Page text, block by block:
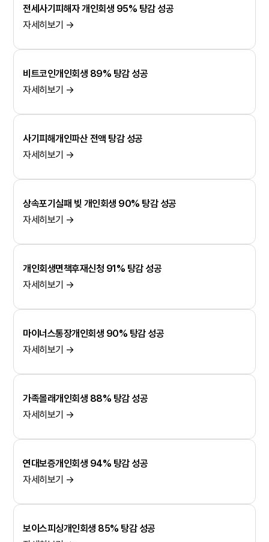
전세사기피해자 개인회생 95% 탕감 성공
자세히보기 →
비트코인개인회생 89% 탕감 성공
자세히보기 →
사기피해개인파산 전액 탕감 성공
자세히보기 →
상속포기실패 빚 개인회생 90% 탕감 성공
자세히보기 →
개인회생면책후재신청 91% 탕감 성공
자세히보기 →
마이너스통장개인회생 90% 탕감 성공
자세히보기 →
가족몰래개인회생 88% 탕감 성공
자세히보기 →
연대보증개인회생 94% 탕감 성공
자세히보기 →
보이스피싱개인회생 85% 탕감 성공